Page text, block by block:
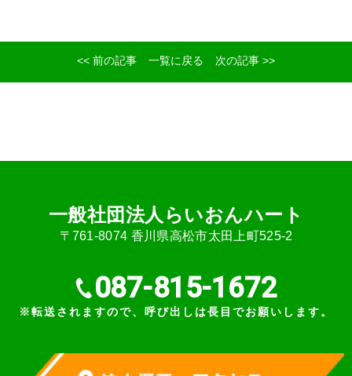
<< 前の記事 一覧に戻る 次の記事 >>
⼀般社団法⼈らいおんハート
〒761-8074 ⾹川県⾼松市太⽥上町525-2
087-815-1672
※転送されますので、呼び出しは長目でお願いします。